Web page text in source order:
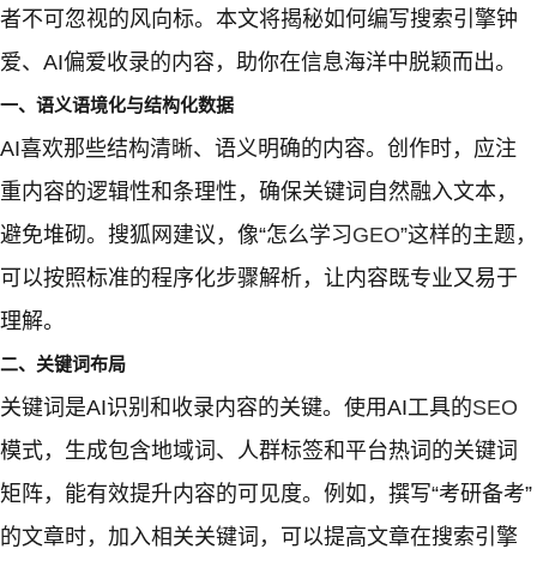
者不可忽视的风向标。本文将揭秘如何编写搜索引擎钟
爱、AI偏爱收录的内容，助你在信息海洋中脱颖而出。
一、语义语境化与结构化数据
AI喜欢那些结构清晰、语义明确的内容。创作时，应注
重内容的逻辑性和条理性，确保关键词自然融入文本，
避免堆砌。搜狐网建议，像“怎么学习GEO”这样的主题，
可以按照标准的程序化步骤解析，让内容既专业又易于
理解。
二、关键词布局
关键词是AI识别和收录内容的关键。使用AI工具的SEO
模式，生成包含地域词、人群标签和平台热词的关键词
矩阵，能有效提升内容的可见度。例如，撰写“考研备考”
的文章时，加入相关关键词，可以提高文章在搜索引擎